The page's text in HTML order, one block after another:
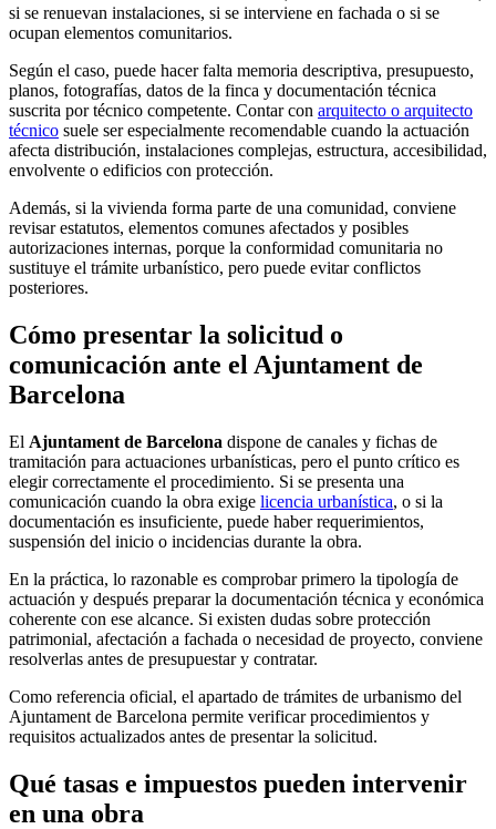
si se renuevan instalaciones, si se interviene en fachada o si se
ocupan elementos comunitarios.
Según el caso, puede hacer falta memoria descriptiva, presupuesto,
planos, fotografías, datos de la finca y documentación técnica
suscrita por técnico competente. Contar con arquitecto o arquitecto
técnico suele ser especialmente recomendable cuando la actuación
afecta distribución, instalaciones complejas, estructura, accesibilidad,
envolvente o edificios con protección.
Además, si la vivienda forma parte de una comunidad, conviene
revisar estatutos, elementos comunes afectados y posibles
autorizaciones internas, porque la conformidad comunitaria no
sustituye el trámite urbanístico, pero puede evitar conflictos
posteriores.
Cómo presentar la solicitud o
comunicación ante el Ajuntament de
Barcelona
El Ajuntament de Barcelona dispone de canales y fichas de
tramitación para actuaciones urbanísticas, pero el punto crítico es
elegir correctamente el procedimiento. Si se presenta una
comunicación cuando la obra exige licencia urbanística, o si la
documentación es insuficiente, puede haber requerimientos,
suspensión del inicio o incidencias durante la obra.
En la práctica, lo razonable es comprobar primero la tipología de
actuación y después preparar la documentación técnica y económica
coherente con ese alcance. Si existen dudas sobre protección
patrimonial, afectación a fachada o necesidad de proyecto, conviene
resolverlas antes de presupuestar y contratar.
Como referencia oficial, el apartado de trámites de urbanismo del
Ajuntament de Barcelona permite verificar procedimientos y
requisitos actualizados antes de presentar la solicitud.
Qué tasas e impuestos pueden intervenir
en una obra